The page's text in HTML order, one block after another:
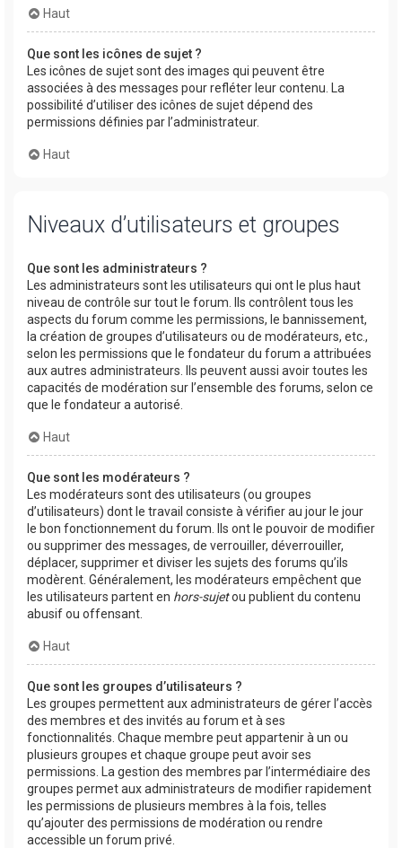
Haut
Que sont les icônes de sujet ?
Les icônes de sujet sont des images qui peuvent être
associées à des messages pour refléter leur contenu. La
possibilité d’utiliser des icônes de sujet dépend des
permissions définies par l’administrateur.
Haut
Niveaux d’utilisateurs et groupes
Que sont les administrateurs ?
Les administrateurs sont les utilisateurs qui ont le plus haut
niveau de contrôle sur tout le forum. Ils contrôlent tous les
aspects du forum comme les permissions, le bannissement,
la création de groupes d’utilisateurs ou de modérateurs, etc.,
selon les permissions que le fondateur du forum a attribuées
aux autres administrateurs. Ils peuvent aussi avoir toutes les
capacités de modération sur l’ensemble des forums, selon ce
que le fondateur a autorisé.
Haut
Que sont les modérateurs ?
Les modérateurs sont des utilisateurs (ou groupes
d’utilisateurs) dont le travail consiste à vérifier au jour le jour
le bon fonctionnement du forum. Ils ont le pouvoir de modifier
ou supprimer des messages, de verrouiller, déverrouiller,
déplacer, supprimer et diviser les sujets des forums qu’ils
modèrent. Généralement, les modérateurs empêchent que
les utilisateurs partent en hors-sujetou publient du contenu
abusif ou offensant.
Haut
Que sont les groupes d’utilisateurs ?
Les groupes permettent aux administrateurs de gérer l’accès
des membres et des invités au forum et à ses
fonctionnalités. Chaque membre peut appartenir à un ou
plusieurs groupes et chaque groupe peut avoir ses
permissions. La gestion des membres par l’intermédiaire des
groupes permet aux administrateurs de modifier rapidement
les permissions de plusieurs membres à la fois, telles
qu’ajouter des permissions de modération ou rendre
accessible un forum privé.